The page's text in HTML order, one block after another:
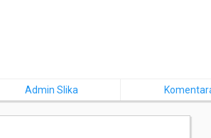
Admin Slika